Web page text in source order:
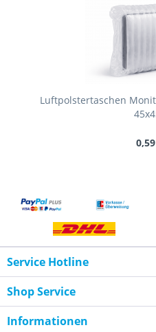
Luftpolstertaschen
Service Hotline
Shop Service
Informationen